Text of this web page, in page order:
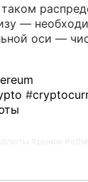
—
оси —
#